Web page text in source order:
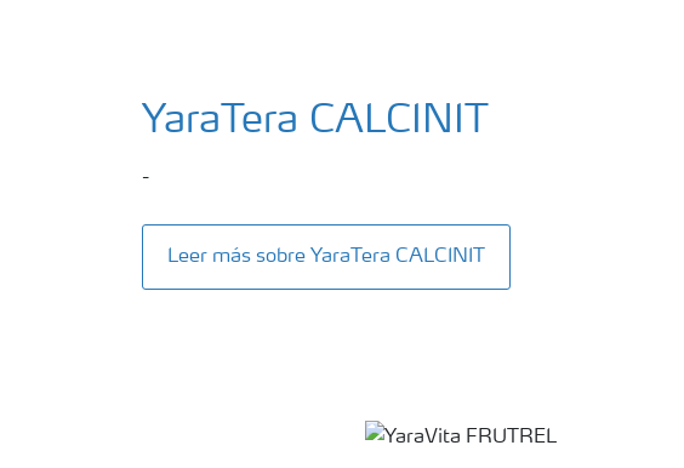
YaraTera CALCINIT
-
Leer más sobre YaraTera CALCINIT